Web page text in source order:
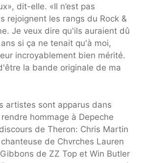
dit-elle. «Il n’est pas
rejoignent les rangs du Rock &
Je veux dire qu'ils auraient dû
si ça ne tenait qu'à moi,
incroyablement bien mérité.
la bande originale de ma
artistes sont apparus dans
hommage à Depeche
de Theron: Chris Martin
de Chvrches Lauren
de ZZ Top et Win Butler